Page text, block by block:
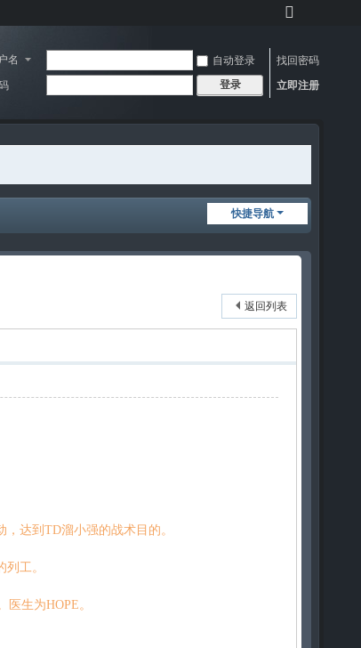
到
宽
版
名 自动登录
找回密码
登录 立即注册
快捷导航
返回列表
达到TD溜小强的战术目的。
工。
生为HOPE。